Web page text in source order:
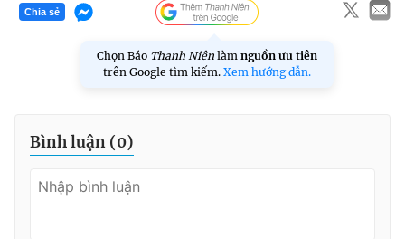
Chia sẻ
Chọn Báo Thanh Niên làm nguồn ưu tiên
trên Google tìm kiếm. Xem hướng dẫn.
Bình luận (0)